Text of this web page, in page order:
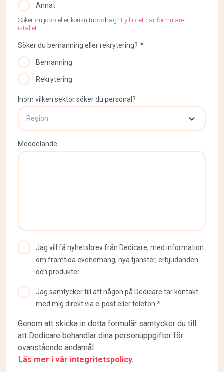
Annat
Söker du jobb eller konsultuppdrag? Fyll i det här formuläret
istället.
Söker du bemanning eller rekrytering?
Bemanning
Rekrytering
Inom vilken sektor söker du personal?
Meddelande
Jag vill få nyhetsbrev från Dedicare, med information
om framtida evenemang, nya tjänster, erbjudanden
och produkter.
Jag samtycker till att någon på Dedicare tar kontakt
med mig direkt via e-post eller telefon.*
Captcha
Genom att skicka in detta formulär samtycker du till
att Dedicare behandlar dina personuppgifter för
ovanstående ändamål.
Läs mer i vår integritetspolicy.